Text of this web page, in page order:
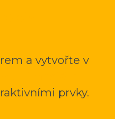
a vytvořte v
prvky.